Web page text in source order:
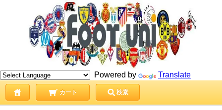
Powered by Translate
カート 検索